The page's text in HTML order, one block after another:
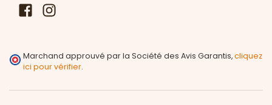
Facebook
Marchand approuvé par la Société des Avis Garantis,cliquez
ici pour vérifier.